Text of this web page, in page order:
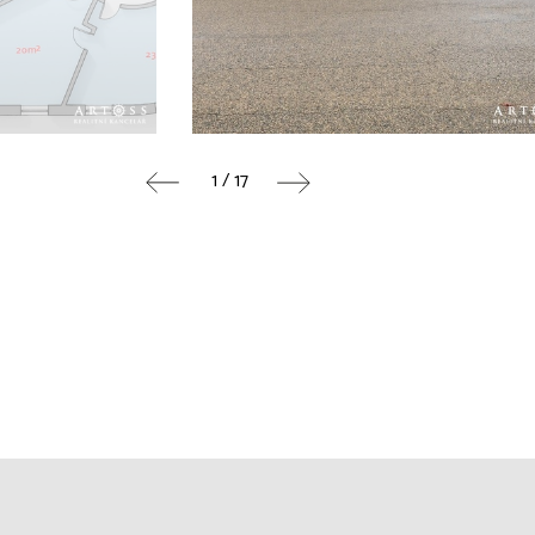
1 / 17